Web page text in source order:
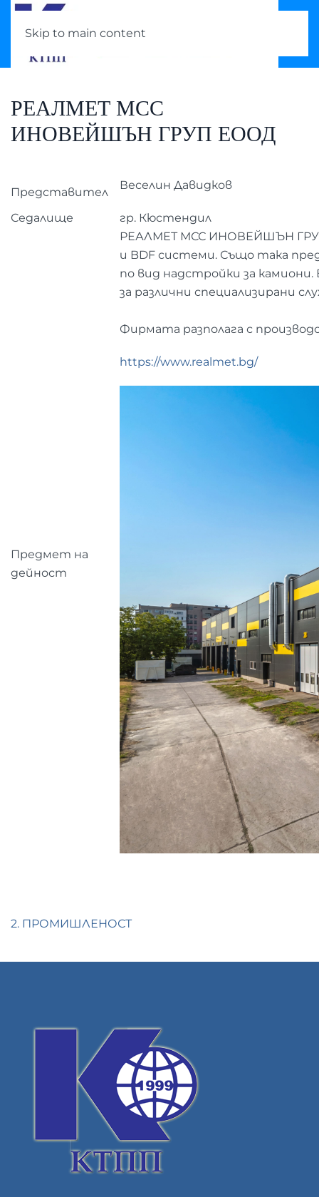
Skip to main content
РЕАЛМЕТ МСС
ИНОВЕЙШЪН ГРУП ЕООД
Представител
Веселин Давидков
Седалище гр. Кюстендил
Предмет на
дейност
РЕАЛМЕТ МСС ИНОВЕЙШЪН
и BDF системи. Също така
по вид надстройки за
за различни специализирани
Фирмата разполага с
https://www.realmet.bg/
2. ПРОМИШЛЕНОСТ